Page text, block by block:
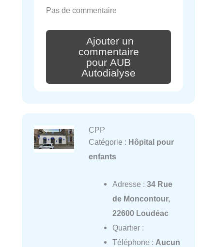
Pas de commentaire
Ajouter un
commentaire
pour AUB
Autodialyse
CPP
Catégorie : Hôpital pour
enfants
Adresse : 34 Rue
de Moncontour,
22600 Loudéac
Quartier :
Téléphone : Aucun